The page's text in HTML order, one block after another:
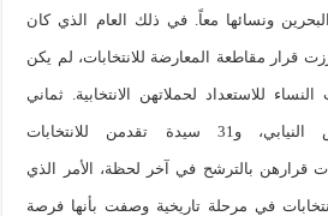
ونسائها معاً. في ذلك العام الذي كان
قرار مقاطعة المعارضة للانتخابات، لم يكن
للاستعداد لحملاتهن الانتخابية. ثماني
مرشحات تقدمن للمجلس النيابي، و31 سيدة تقدمن للانتخابات
قرارهن بالترشح في آخر لحظة، الأمر الذي
في مرحلة تاريخية وصفت بأنها فرصة